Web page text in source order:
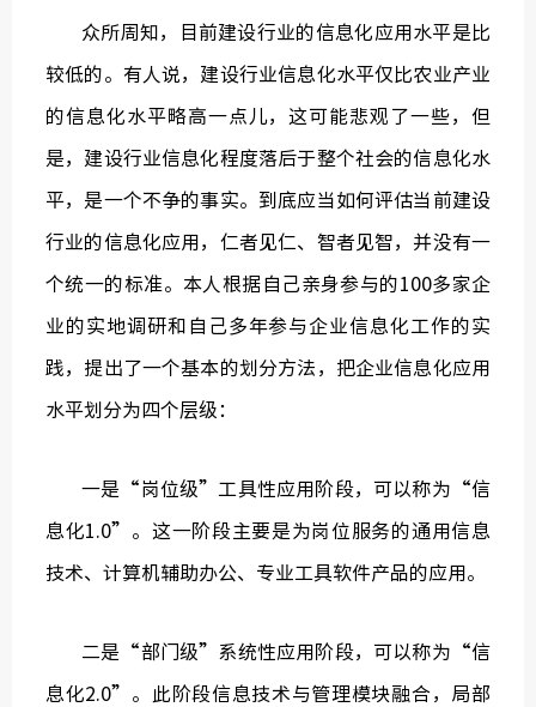
中国建
绿色建
众所周知，目前建设行业的信息化应用水平是比
较低的。有人说，建设行业信息化水平仅比农业产业
的信息化水平略高一点儿，这可能悲观了一些，但
是，建设行业信息化程度落后于整个社会的信息化水
平，是一个不争的事实。到底应当如何评估当前建设
行业的信息化应用，仁者见仁、智者见智，并没有一
个统一的标准。本人根据自己亲身参与的100多家企
业的实地调研和自己多年参与企业信息化工作的实
践，提出了一个基本的划分方法，把企业信息化应用
水平划分为四个层级：
一是“岗位级”工具性应用阶段，可以称为“信
息化1.0”。这一阶段主要是为岗位服务的通用信息
技术、计算机辅助办公、专业工具软件产品的应用。
二是“部门级”系统性应用阶段，可以称为“信
息化2.0”。此阶段信息技术与管理模块融合，局部